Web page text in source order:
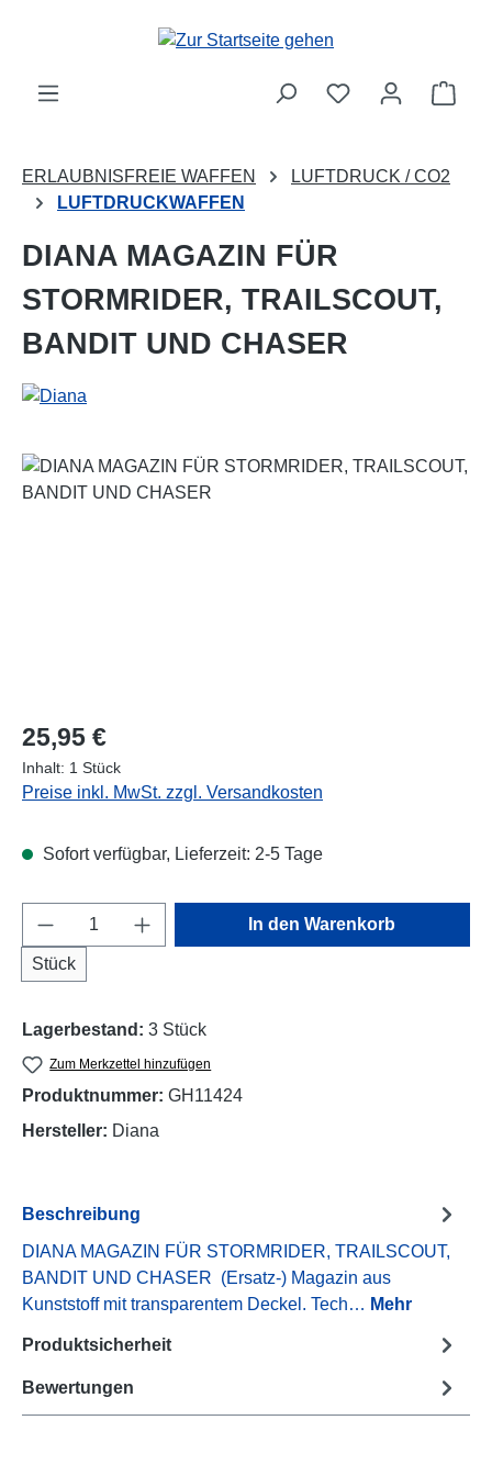
Zum Hauptinhalt springen
ERLAUBNISFREIE WAFFEN
LUFTDRUCK / CO2
LUFTDRUCKWAFFEN
DIANA MAGAZIN FÜR
STORMRIDER, TRAILSCOUT,
BANDIT UND CHASER
Regulärer Preis:
25,95 €
Inhalt: 1 Stück
Preise inkl. MwSt. zzgl. Versandkosten
Sofort verfügbar, Lieferzeit: 2-5 Tage
Produkt Anzahl: Gib den gewünschten
Stück
In den Warenkorb
Lagerbestand: 3 Stück
Zum Merkzettel hinzufügen
Produktnummer: GH11424
Hersteller: Diana
Beschreibung
DIANA MAGAZIN FÜR STORMRIDER, TRAILSCOUT,
BANDIT UND CHASER (Ersatz-) Magazin aus
Kunststoff mit transparentem Deckel. Tech… Mehr
Produktsicherheit
Bewertungen